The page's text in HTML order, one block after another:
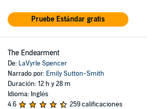
Pruebe Estándar gratis
The Endearment
De: LaVyrle Spencer
Narrado por: Emily Sutton-Smith
Duración: 12 h y 28 m
Idioma: Inglés
4.6
259 calificaciones